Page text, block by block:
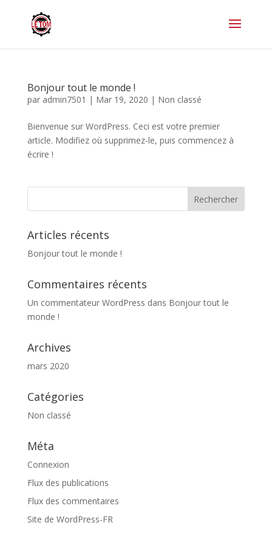
Bonjour tout le monde !
par admin7501 | Mar 19, 2020 | Non classé
Bienvenue sur WordPress. Ceci est votre premier
article. Modifiez où supprimez-le, puis commencez à
écrire !
Articles récents
Bonjour tout le monde !
Commentaires récents
Un commentateur WordPress dans Bonjour tout le
monde !
Archives
mars 2020
Catégories
Non classé
Méta
Connexion
Flux des publications
Flux des commentaires
Site de WordPress-FR